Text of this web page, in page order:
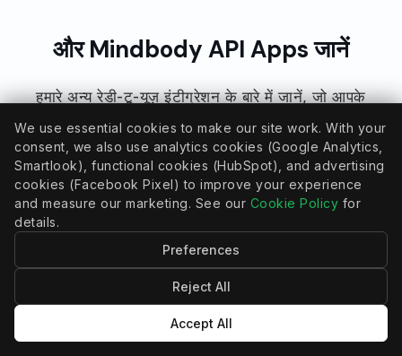
और Mindbody API Apps जानें
हमारे अन्य रेडी-टू-यूज़ इंटीग्रेशन के बारे में जानें, जो आपके
माइंडबॉडी वर्कफ़्लो को सुव्यवस्थित करने और व्यवसायिक विकास
को सहजता से आगे बढ़ाने के लिए डिज़ाइन किए गए हैं।
माइंडबॉडी एपीआई ऐप्स
We use essential cookies to make our site work. With your
consent, we also use analytics cookies (Google Analytics,
Smartlook), functional cookies (HubSpot), and advertising
cookies (Facebook Pixel) to improve your experience
and measure our marketing. See our Cookie Policy for
details.
Preferences
Reject All
Accept All